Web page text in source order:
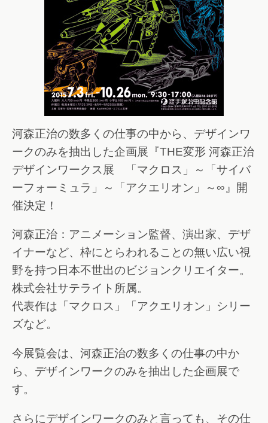
河森正治の数多くの仕事の中から、デザインワ
ークのみを抽出した企画展『THE変形 河森正治
デザインワークス展 「マクロス」～「サイバ
ーフォーミュラ」～「アクエリオン」～∞』開
催決定！
河森正治：アニメーション監督、演出家、デザ
イナーなど、枠にとらわれることの無い広い視
野を持つ日本不世出のビジョンクリエイター。
株式会社サテライト所属。
代表作は「マクロス」「アクエリオン」シリー
ズなど。
今展覧会は、河森正治の数多くの仕事の中か
ら、デザインワークのみを抽出した企画展で
す。
さらにデザインワークのみと言っても、その仕